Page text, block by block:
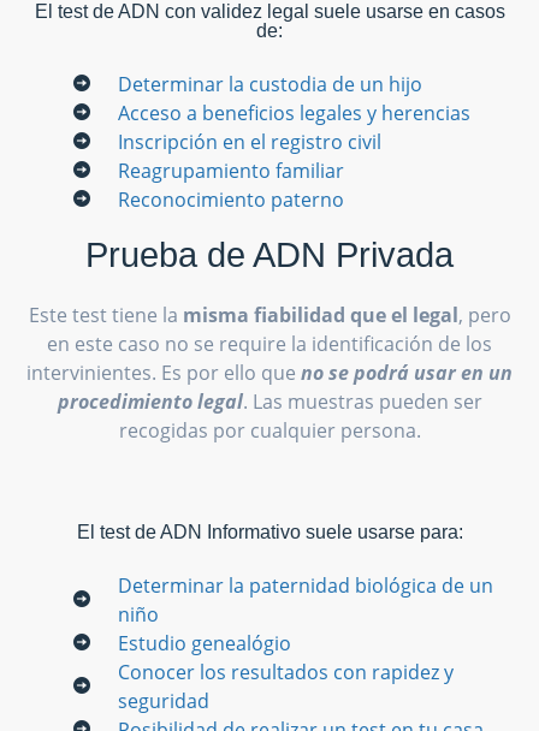
El test de ADN con validez legal suele usarse en casos
de:
Determinar la custodia de un hijo
Acceso a beneficios legales y herencias
Inscripción en el registro civil
Reagrupamiento familiar
Reconocimiento paterno
Prueba de ADN Privada
Este test tiene la misma fiabilidad que el legal, pero
en este caso no se require la identificación de los
intervinientes. Es por ello que no se podrá usar en un
procedimiento legal. Las muestras pueden ser
recogidas por cualquier persona.
El test de ADN Informativo suele usarse para:
Determinar la paternidad biológica de un
niño
Estudio genealógio
Conocer los resultados con rapidez y
seguridad